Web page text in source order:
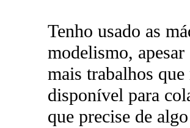
Tenho usado as
modelismo,
mais trabalhos
disponível para
que precise de